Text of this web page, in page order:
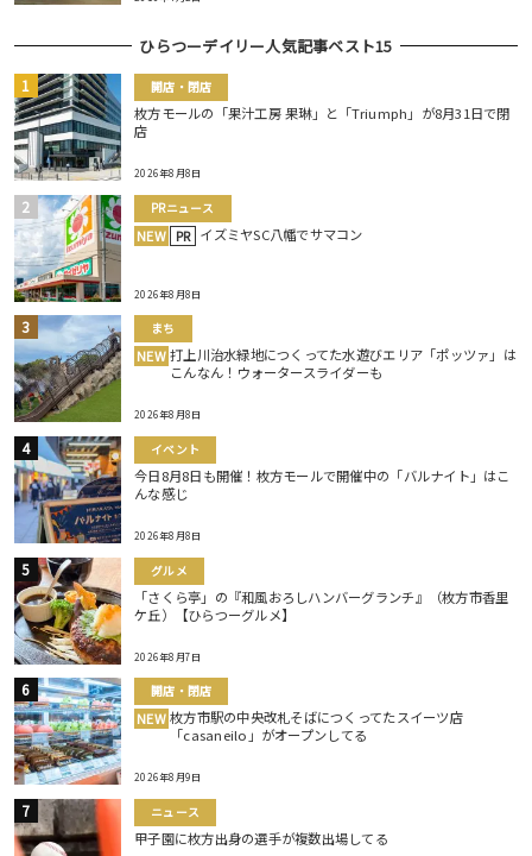
ひらつーデイリー人気記事ベスト15
開店・閉店
枚方モールの「果汁工房 果琳」と「Triumph」が8月31日で閉
店
2026年8月8日
PRニュース
NEW PR イズミヤSC八幡でサマコン
2026年8月8日
まち
NEW 打上川治水緑地につくってた水遊びエリア「ポッツァ」は
こんなん！ウォータースライダーも
2026年8月8日
イベント
今日8月8日も開催！枚方モールで開催中の「バルナイト」はこ
んな感じ
2026年8月8日
グルメ
「さくら亭」の『和風おろしハンバーグランチ』（枚方市香里
ケ丘）【ひらつーグルメ】
2026年8月7日
開店・閉店
NEW 枚方市駅の中央改札そばにつくってたスイーツ店
「casaneilo」がオープンしてる
2026年8月9日
ニュース
甲子園に枚方出身の選手が複数出場してる